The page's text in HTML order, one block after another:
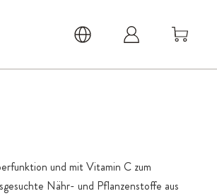
und mit Vitamin C zum
Nähr- und Pflanzenstoffe aus